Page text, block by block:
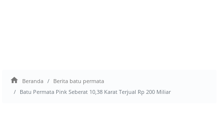
 Beranda
Berita batu permata
Batu Permata Pink Seberat 10,38 Karat Terjual Rp 200 Miliar